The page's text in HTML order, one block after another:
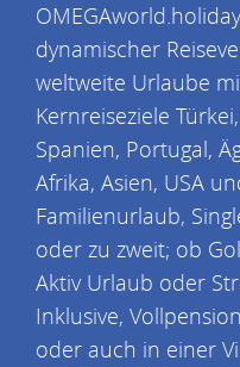
dynamischer
weltweite Urlaube
Kernreiseziele
Spanien, Portugal,
Afrika, Asien, USA
Familienurlaub,
oder zu zweit; ob
Aktiv Urlaub oder
Inklusive,
oder auch in einer